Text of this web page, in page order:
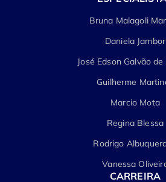
Bruna Malagoli
Daniela Jambor
José Edson Galvão
Guilherme
Marcio Mota
Regina Blessa
Rodrigo
Vanessa
CARREIRA